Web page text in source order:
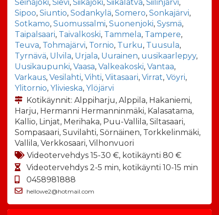
Seinäjoki, Sievi, Siikajoki, Siikalatva, Siilinjärvi,
Sipoo, Siuntio, Sodankylä, Somero, Sonkajärvi,
Sotkamo, Suomussalmi, Suonenjoki, Sysmä,
Taipalsaari, Taivalkoski, Tammela, Tampere,
Teuva, Tohmajärvi, Tornio, Turku, Tuusula,
Tyrnävä, Ulvila, Urjala, Uurainen, uusikaarlepyy,
Uusikaupunki, Vaasa, Valkeakoski, Vantaa,
Varkaus, Vesilahti, Vihti, Viitasaari, Virrat, Vöyri,
Ylitornio, Ylivieska, Ylöjärvi
Kotikäynnit: Alppiharju, Alppila, Hakaniemi,
Harju, Hermanni Hermanninmäki, Kalasatama,
Kallio, Linjat, Merihaka, Puu-Vallila, Siltasaari,
Sompasaari, Suvilahti, Sörnäinen, Torkkelinmäki,
Vallila, Verkkosaari, Vilhonvuori
Videotervehdys 15-30 €, kotikäynti 80 €
Videotervehdys 2-5 min, kotikäynti 10-15 min
0458981888
hellowe2@hotmail.com